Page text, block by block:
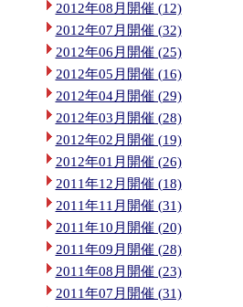
2012年08月開催 (12)
2012年07月開催 (32)
2012年06月開催 (25)
2012年05月開催 (16)
2012年04月開催 (29)
2012年03月開催 (28)
2012年02月開催 (19)
2012年01月開催 (26)
2011年12月開催 (18)
2011年11月開催 (31)
2011年10月開催 (20)
2011年09月開催 (28)
2011年08月開催 (23)
2011年07月開催 (31)